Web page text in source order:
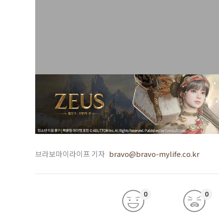
브라보마이라이프 기자 bravo@bravo-mylife.co.kr
0 0